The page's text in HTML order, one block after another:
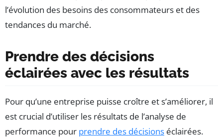
l’évolution des besoins des consommateurs et des
tendances du marché.
Prendre des décisions
éclairées avec les résultats
Pour qu’une entreprise puisse croître et s’améliorer, il
est crucial d’utiliser les résultats de l’analyse de
performance pour prendre des décisions éclairées.